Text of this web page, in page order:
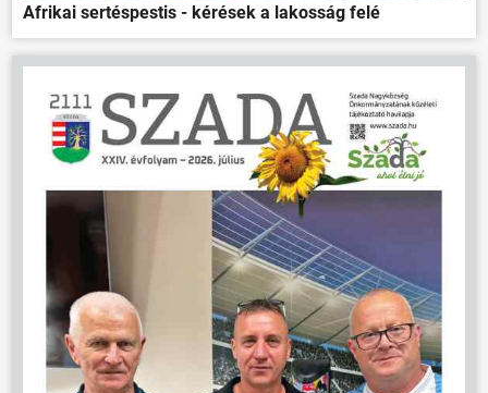
Afrikai sertéspestis - kérések a lakosság felé